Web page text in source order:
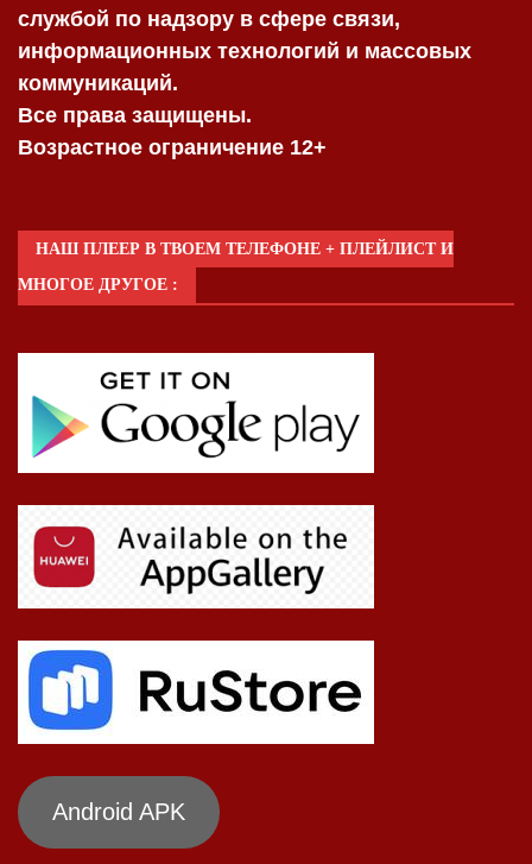
службой по надзору в сфере связи,
информационных технологий и массовых
коммуникаций.
Все права защищены.
Возрастное ограничение 12+
НАШ ПЛЕЕР В ТВОЕМ ТЕЛЕФОНЕ + ПЛЕЙЛИСТ И
МНОГОЕ ДРУГОЕ :
Android APK